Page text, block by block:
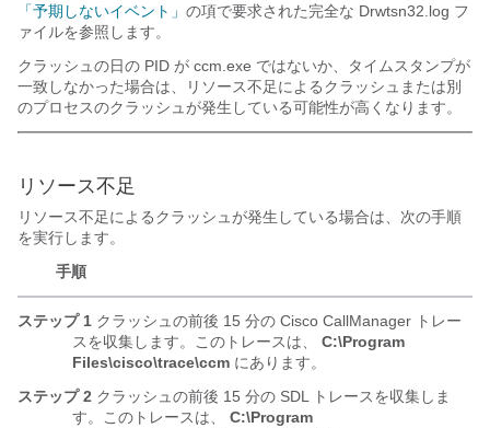
「予期しないイベント」 の項で要求された完全な Drwtsn32.log フ
ァイルを参照します。
クラッシュの日の PID が ccm.exe ではないか、タイムスタンプが
一致しなかった場合は、リソース不足によるクラッシュまたは別
のプロセスのクラッシュが発生している可能性が高くなります。
リソース不足
リソース不足によるクラッシュが発生している場合は、次の手順
を実行します。
手順
ステップ 1 クラッシュの前後 15 分の Cisco CallManager トレー
スを収集します。このトレースは、
C:\Program
Files\cisco\trace\ccm にあります。
ステップ 2 クラッシュの前後 15 分の SDL トレースを収集しま
す。このトレースは、
C:\Program